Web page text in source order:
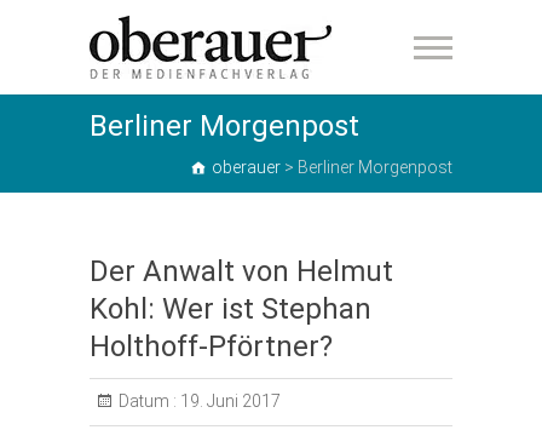
oberauer
Berliner Morgenpost
oberauer > Berliner Morgenpost
Der Anwalt von Helmut
Kohl: Wer ist Stephan
Holthoff-Pförtner?
Datum : 19. Juni 2017